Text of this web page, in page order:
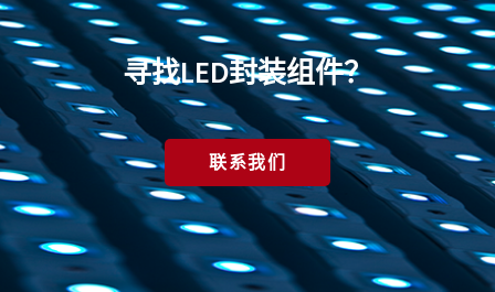
寻找LED封装组件？
联系我们